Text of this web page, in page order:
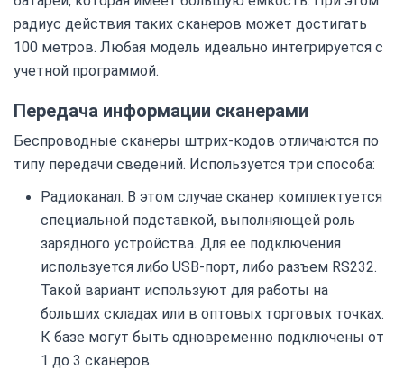
радиус действия таких сканеров может достигать
100 метров. Любая модель идеально интегрируется с
учетной программой.
Передача информации сканерами
Беспроводные сканеры штрих-кодов отличаются по
типу передачи сведений. Используется три способа:
Радиоканал. В этом случае сканер комплектуется
специальной подставкой, выполняющей роль
зарядного устройства. Для ее подключения
используется либо USB-порт, либо разъем RS232.
Такой вариант используют для работы на
больших складах или в оптовых торговых точках.
К базе могут быть одновременно подключены от
1 до 3 сканеров.